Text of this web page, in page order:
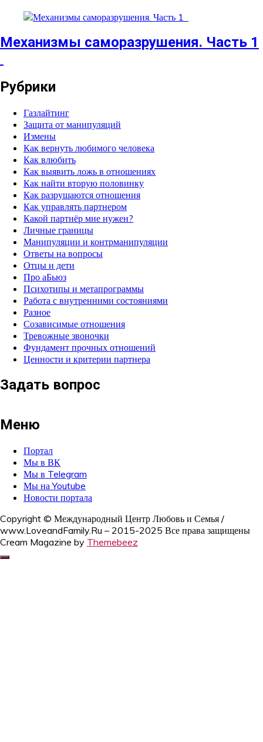
Механизмы саморазрушения. Часть 1
Рубрики
Газлайтинг
Защита от манипуляций
Измены
Как вернуть любимого человека
Как влюбить
Как выявить ложь в отношениях
Как найти вторую половинку
Как разрушаются отношения
Как управлять партнером
Какой партнёр мне нужен?
Личные границы
Манипуляции и контрманипуляции
Ответы на вопросы
Отцы и дети
Про аБьюз
Психотипы и метапрограммы
Работа с внутренними состояниями
Разное
Созависимые отношения
Тревожные звоночки
Фундамент прочных отношений
Ценности и критерии партнера
Задать вопрос
Меню
Портал
Мы в ВК
Мы в Telegram
Мы на Youtube
Новости портала
Copyright © Международный Центр Любовь и Семья /
www.LoveandFamily.Ru – 2015-2025 Все права защищены
Cream Magazine by Themebeez